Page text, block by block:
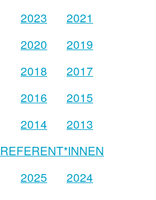
2023
2021
2020
2019
2018
2017
2016
2015
2014
2013
REFERENT*INNEN
2025
2024